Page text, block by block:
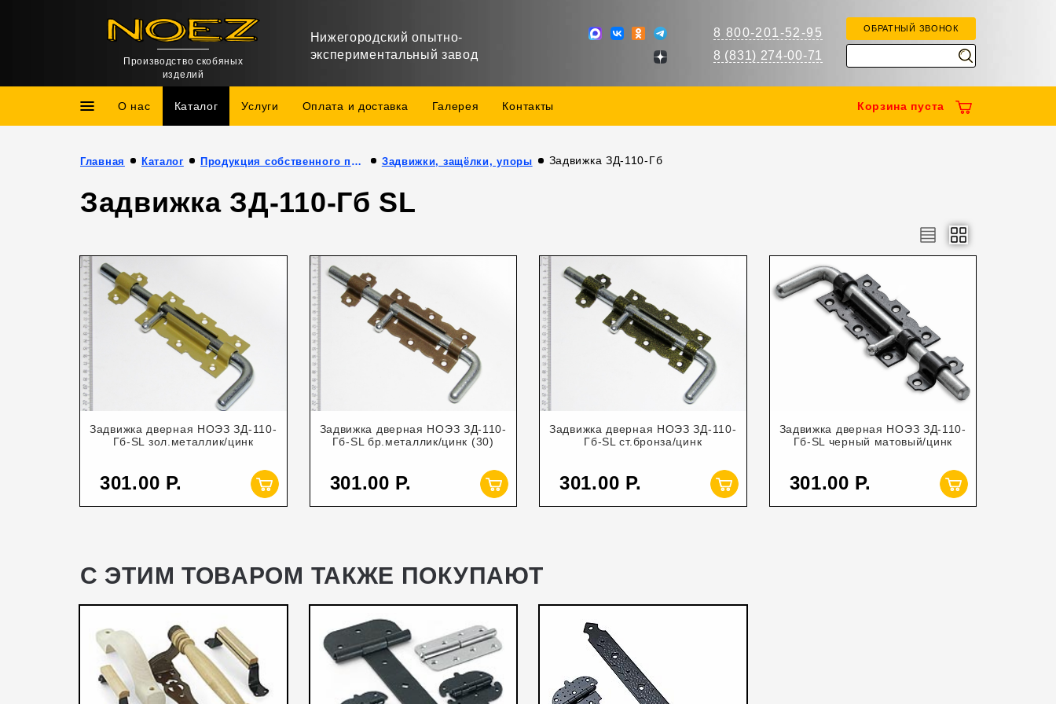
Производство скобяных
изделий
Нижегородский опытно-
экспериментальный завод
8 800-201-52-95
8 (831) 274-00-71
ОБРАТНЫЙ ЗВОНОК
О нас Каталог Услуги Оплата и доставка Галерея Контакты Корзина пуста
Главная Каталог Продукция собственного производства Задвижки, защёлки, упоры Задвижка ЗД-110-Гб
Задвижка ЗД-110-Гб SL
Задвижка дверная НОЭЗ ЗД-110-
Гб-SL зол.металлик/цинк
301.00
Задвижка дверная НОЭЗ ЗД-110-
Гб-SL бр.металлик/цинк (30)
301.00
Задвижка дверная НОЭЗ ЗД-110-
Гб-SL ст.бронза/цинк
301.00
Задвижка дверная НОЭЗ ЗД-110-
Гб-SL черный матовый/цинк
301.00
С ЭТИМ ТОВАРОМ ТАКЖЕ ПОКУПАЮТ